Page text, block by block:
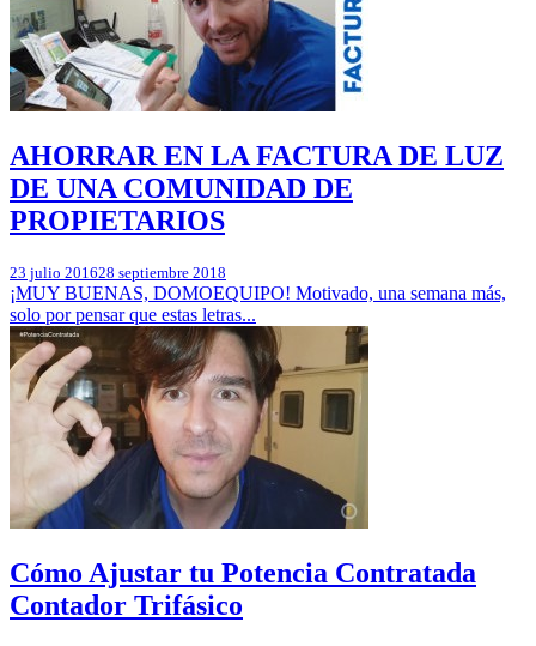
AHORRAR EN LA FACTURA DE LUZ
DE UNA COMUNIDAD DE
PROPIETARIOS
23 julio 201628 septiembre 2018
¡MUY BUENAS, DOMOEQUIPO! Motivado, una semana más,
solo por pensar que estas letras...
Cómo Ajustar tu Potencia Contratada
Contador Trifásico